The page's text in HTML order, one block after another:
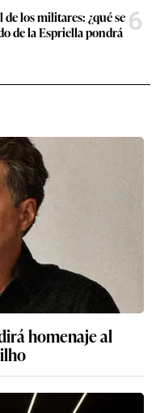
los militares: ¿qué se
de la Espriella pondrá 6
homenaje al